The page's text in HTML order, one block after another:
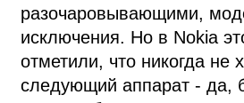
разочаровывающими,
исключения. Но в Nokia
отметили, что никогда не
следующий аппарат - да,